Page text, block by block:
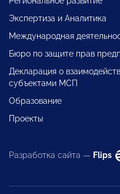
Экспертиза и Аналитика
Международная
Бюро по защите прав
Декларация о
субъектами МСП
Образование
Проекты
Разработка сайта — Flips